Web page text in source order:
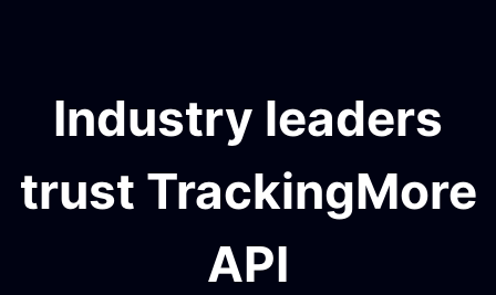
Industry leaders
trust TrackingMore
API